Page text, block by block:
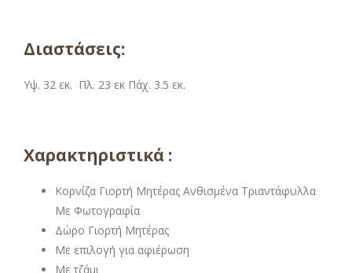
Διαστάσεις:
Υψ. 32 εκ. Πλ. 23 εκ Πάχ. 3.5 εκ.
Χαρακτηριστικά :
Κορνίζα Γιορτή Μητέρας Ανθισμένα Τριαντάφυλλα
Με Φωτογραφία
Δώρο Γιορτή Μητέρας
Με επιλογή για αφιέρωση
Με τζάμι